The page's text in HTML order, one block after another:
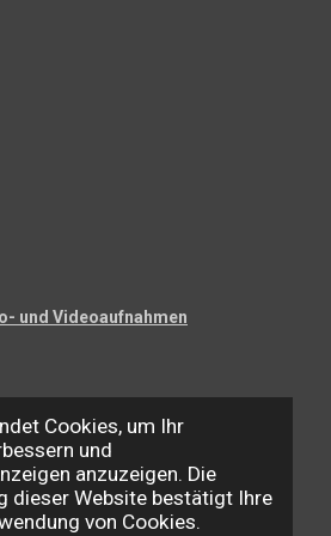
Cookies, um Ihr
und
anzuzeigen. Die
dieser Website bestätigt Ihre
von Cookies.
und Videoaufnahmen